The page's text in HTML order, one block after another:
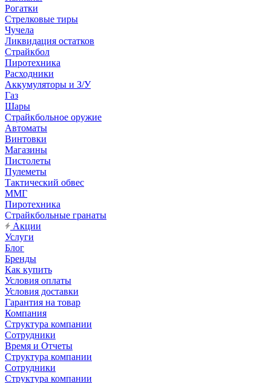
Рогатки
Стрелковые тиры
Чучела
Ликвидация остатков
Страйкбол
Пиротехника
Расходники
Аккумуляторы и З/У
Газ
Шары
Страйкбольное оружие
Автоматы
Винтовки
Магазины
Пистолеты
Пулеметы
Тактический обвес
ММГ
Пиротехника
Страйкбольные гранаты
Акции
Услуги
Блог
Бренды
Как купить
Условия оплаты
Условия доставки
Гарантия на товар
Компания
Структура компании
Сотрудники
Время и Отчеты
Структура компании
Сотрудники
Структура компании